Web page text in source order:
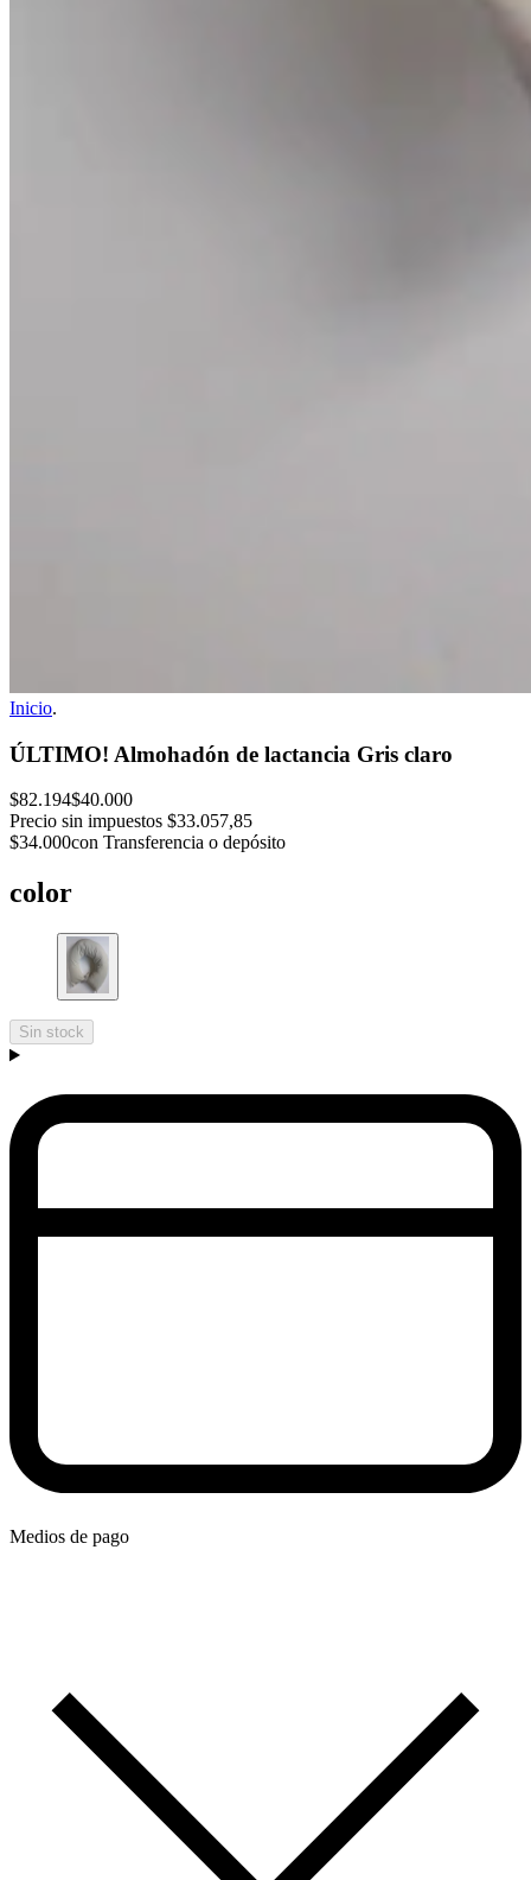
Inicio.
ÚLTIMO! Almohadón de lactancia Gris claro
$82.194$40.000
Precio sin impuestos $33.057,85
$34.000con Transferencia o depósito
color
Sin stock
Medios de pago